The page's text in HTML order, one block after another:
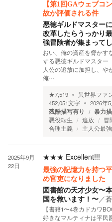
【第1回GAウェブ
故か評価される件
悪徳ギルドマスター
改革したらうっかり
強冒険者が集まってし
おい、俺の資産を脅かす
する悪徳ギルドマスター
人公の追放に加担し、や
俺…
★7,519 異世界ファ
452,051文字 2026年
残酷描写有り 暴力
悪役転生 追放 冒
合理主義
主人公最強
2025年9月
22日
★★★ Excellent!!!
最強の記憶力を持つ
め官吏になりました
図書館の天才少女〜
国を救います！〜／
【書籍1〜4巻カドカワ
好きなマルティナは平民